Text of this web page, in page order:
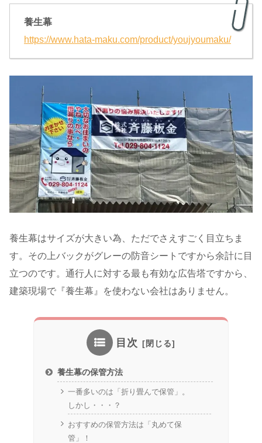
養生幕
https://www.hata-maku.com/product/youjyoumaku/
養生幕はサイズが大きい為、ただでさえすごく目立ちま
す。その上バックがグレーの防音シートですから余計に目
立つのです。通行人に対する最も有効な広告塔ですから、
建築現場で『養生幕』を使わない会社はありません。
目次
養生幕の保管方法
一番多いのは「折り畳んで保管」。
しかし・・・？
おすすめの保管方法は「丸めて保
管」！